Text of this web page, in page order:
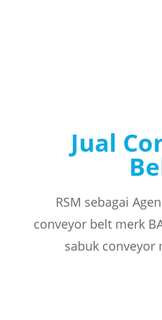
Jual
RSM sebagai
conveyor belt merk
sabuk conveyor